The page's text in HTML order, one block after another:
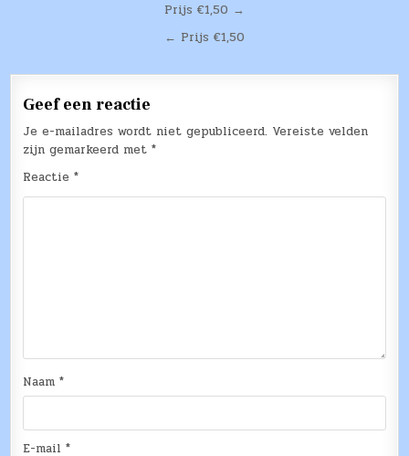
Prijs €1,50 →
← Prijs €1,50
Geef een reactie
Je e-mailadres wordt niet gepubliceerd. Vereiste velden
zijn gemarkeerd met*
Reactie*
Naam*
E-mail*